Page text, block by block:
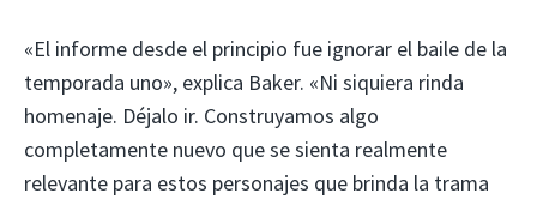
«El informe desde el principio fue ignorar el baile de la
temporada uno», explica Baker. «Ni siquiera rinda
homenaje. Déjalo ir. Construyamos algo
completamente nuevo que se sienta realmente
relevante para estos personajes que brinda la trama